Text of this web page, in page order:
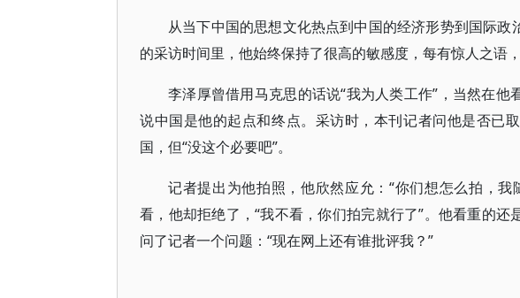
从当下中国的思想文化热点到中国的经济形势到国际
的采访时间里，他始终保持了很高的敏感度，每有惊人之语
李泽厚曾借用马克思的话说“我为人类工作”，当然在
说中国是他的起点和终点。采访时，本刊记者问他是否已
国，但“没这个必要吧”。
记者提出为他拍照，他欣然应允：“你们想怎么拍，
看，他却拒绝了，“我不看，你们拍完就行了”。他看重的
问了记者一个问题：“现在网上还有谁批评我？”